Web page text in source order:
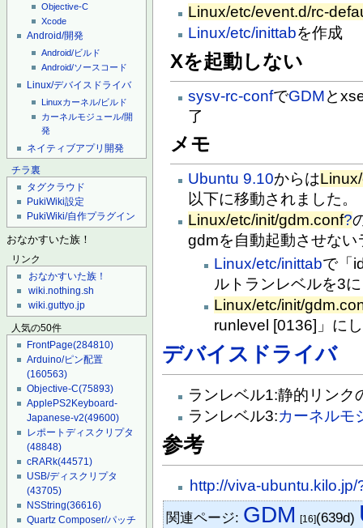
Objective-C
Xcode
Android/開発
Android/ビルド
Android/ソースコード
Linux/デバイスドライバ
Linuxカーネル/ビルド
カーネルモジュール/開
発
ネイティブアプリ開発
チラ裏
タグクラウド
PukiWiki設定
PukiWiki/自作プラグイン
おなかすいた族！
リンク
おなかすいた族！
wiki.nothing.sh
wiki.guttyo.jp
人気の50件
FrontPage(284810)
Arduino/ピン配置
(160563)
Objective-C(75893)
ApplePS2Keyboard-
Japanese-v2(49600)
レポートディスクリプタ
(48848)
cRARk(44571)
USB/ディスクリプタ
(43705)
NSString(36616)
Quartz Composer/パッチ
Linux/etc/event.d/rc-
Linux/etc/inittabを作成
Xを起動しない
sysv-rc-confでGDMと
了
メモ
Ubuntu 9.10からは
以下に移動されました。
Linux/etc/init/gdm.conf?
gdmを自動起動させない
Linux/etc/inittabで「
ルトランレベルを3
Linux/etc/init/
runlevel [0136]」に
デバイスドライバ
ランレベル1:静的リンク
ランレベル3:カーネルモ
参考
http://viva-ubuntu.kilo.jp/
関連ページ: GDM [16](639d)